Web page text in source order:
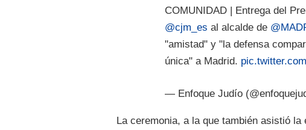
COMUNIDAD | Entrega del
@cjm_es al alcalde de
"amistad" y "la defensa
única" a Madrid.
— Enfoque Judío
La ceremonia, a la que también asistió